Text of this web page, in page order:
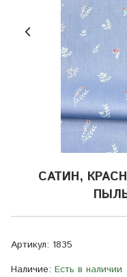
САТИН,
Артикул: 1835
Наличие: Есть в наличии